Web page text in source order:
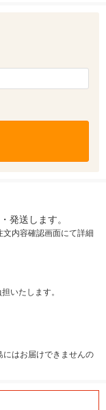
発送します。
内容確認画面にて詳細
いたします。
にはお届けできませんの